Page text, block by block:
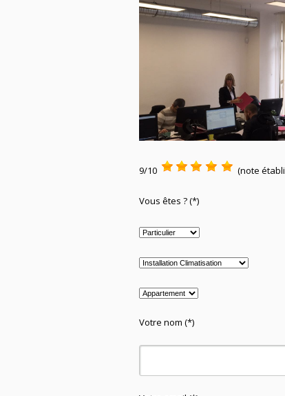
9/10 (note
Vous êtes ? (*)
Votre nom (*)